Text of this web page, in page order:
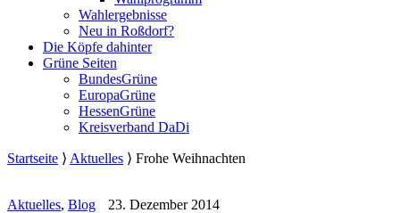
Wahlergebnisse
Neu in Roßdorf?
Die Köpfe dahinter
Grüne Seiten
BundesGrüne
EuropaGrüne
HessenGrüne
Kreisverband DaDi
Startseite ⟩ Aktuelles ⟩ Frohe Weihnachten
Aktuelles, Blog 23. Dezember 2014